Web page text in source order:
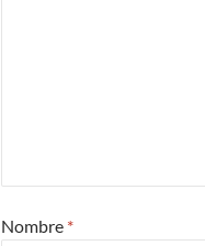
Nombre *